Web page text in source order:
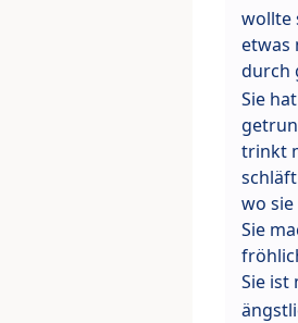
wollte
etwas
durch
Sie
trinkt
wo
Sie
Sie ist